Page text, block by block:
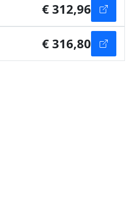
€ 312,96
€ 316,80